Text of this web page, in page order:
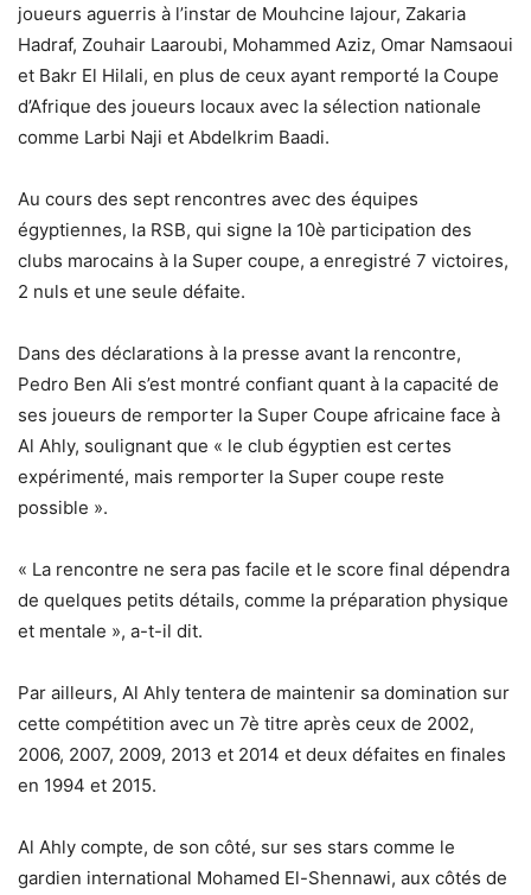
joueurs aguerris à l’instar de Mouhcine Iajour, Zakaria
Hadraf, Zouhair Laaroubi, Mohammed Aziz, Omar Namsaoui
et Bakr El Hilali, en plus de ceux ayant remporté la Coupe
d’Afrique des joueurs locaux avec la sélection nationale
comme Larbi Naji et Abdelkrim Baadi.
Au cours des sept rencontres avec des équipes
égyptiennes, la RSB, qui signe la 10è participation des
clubs marocains à la Super coupe, a enregistré 7 victoires,
2 nuls et une seule défaite.
Dans des déclarations à la presse avant la rencontre,
Pedro Ben Ali s’est montré confiant quant à la capacité de
ses joueurs de remporter la Super Coupe africaine face à
Al Ahly, soulignant que « le club égyptien est certes
expérimenté, mais remporter la Super coupe reste
possible ».
« La rencontre ne sera pas facile et le score final dépendra
de quelques petits détails, comme la préparation physique
et mentale », a-t-il dit.
Par ailleurs, Al Ahly tentera de maintenir sa domination sur
cette compétition avec un 7è titre après ceux de 2002,
2006, 2007, 2009, 2013 et 2014 et deux défaites en finales
en 1994 et 2015.
Al Ahly compte, de son côté, sur ses stars comme le
gardien international Mohamed El-Shennawi, aux côtés de